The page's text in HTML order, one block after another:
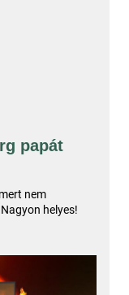
papát
nem
helyes!